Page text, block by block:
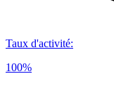
Taux d'activité:
100%